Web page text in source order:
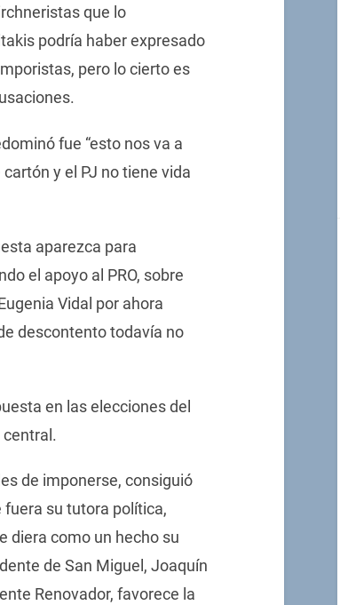
que lo
podría haber expresado
pero lo cierto es
fue “esto nos va a
y el PJ no tiene vida
aparezca para
el apoyo al PRO, sobre
Vidal por ahora
descontento todavía no
en las elecciones del
de imponerse, consiguió
su tutora política,
diera como un hecho su
de San Miguel, Joaquín
Renovador, favorece la